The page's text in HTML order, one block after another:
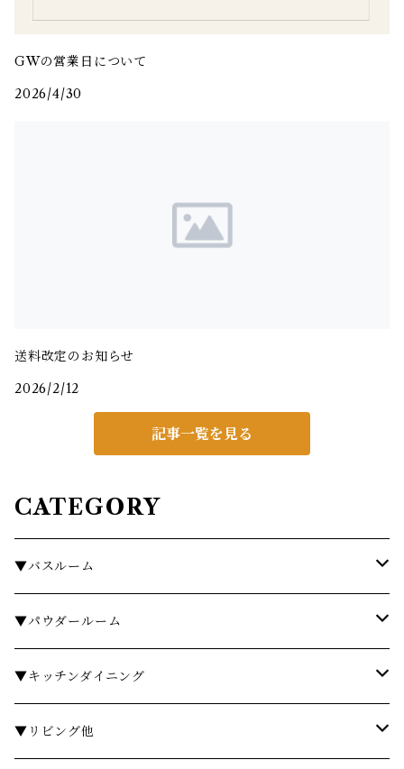
GWの営業日について
2026/4/30
送料改定のお知らせ
2026/2/12
記事一覧を見る
CATEGORY
▼バスルーム
タオル
バスローブ
石鹸・ボディソープ
▼パウダールーム
石鹸・ハンドウォッシュ
ディスペンサー・ソープディッシュ
▼キッチンダイニング
お皿・プレート
▼リビング他